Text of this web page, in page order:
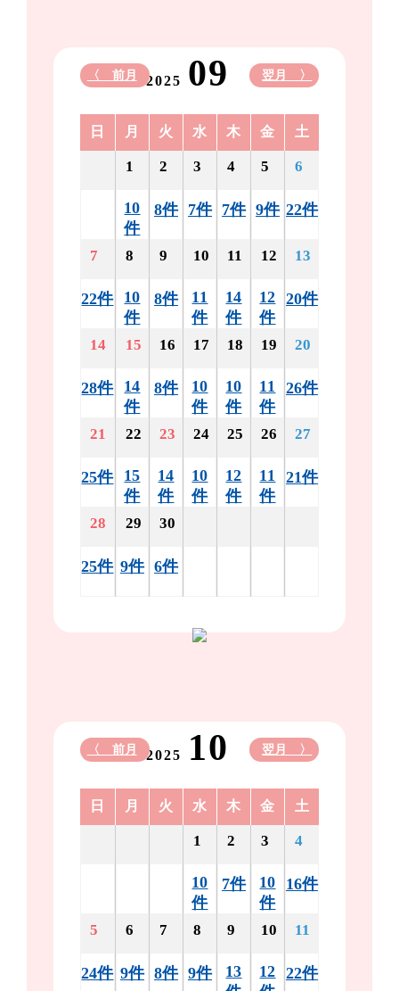
2025 09
〈 前月 翌月 〉
日 月 火 水 木 金 土
1
10
件
2
8件
3
7件
4
7件
5
9件
6
22件
7
22件
8
10
件
9
8件
10
11
件
11
14
件
12
12
件
13
20件
14
28件
15
14
件
16
8件
17
10
件
18
10
件
19
11
件
20
26件
21
25件
22
15
件
23
14
件
24
10
件
25
12
件
26
11
件
27
21件
28
25件
29
9件
30
6件
2025 10
〈 前月 翌月 〉
日 月 火 水 木 金 土
1
10
件
2
7件
3
10
件
4
16件
5
24件
6
9件
7
8件
8
9件
9
13
10
12
11
22件